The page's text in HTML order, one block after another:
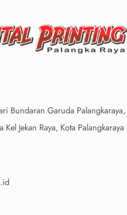
Bundaran Garuda Palangkaraya,
Jekan Raya, Kota Palangkaraya